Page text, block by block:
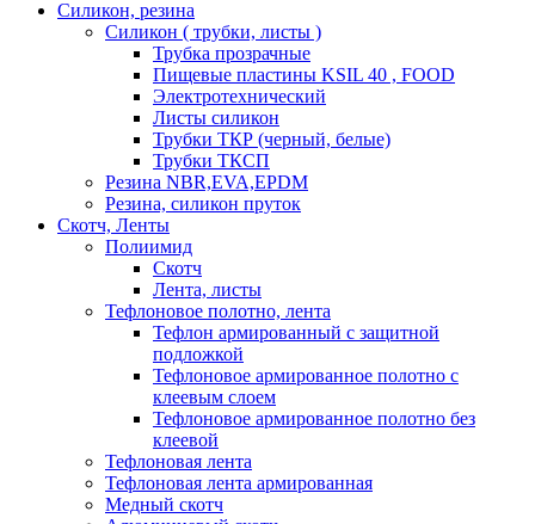
Силикон, резина
Силикон ( трубки, листы )
Трубка прозрачные
Пищевые пластины KSIL 40 , FOOD
Электротехнический
Листы силикон
Трубки ТКР (черный, белые)
Трубки ТКСП
Резина NBR,EVA,EPDM
Резина, силикон пруток
Скотч, Ленты
Полиимид
Скотч
Лента, листы
Тефлоновое полотно, лента
Тефлон армированный с защитной
подложкой
Тефлоновое армированное полотно с
клеевым слоем
Тефлоновое армированное полотно без
клеевой
Тефлоновая лента
Тефлоновая лента армированная
Медный скотч